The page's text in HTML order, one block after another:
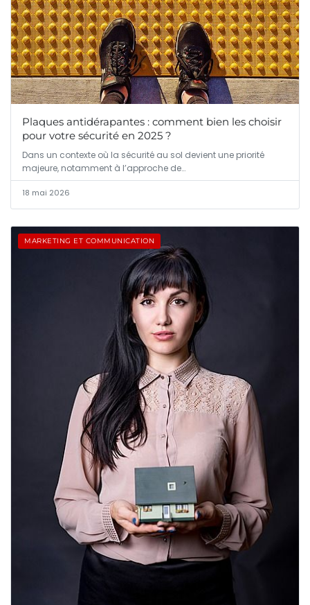
Plaques antidérapantes : comment bien les choisir
pour votre sécurité en 2025 ?
Dans un contexte où la sécurité au sol devient une priorité
majeure, notamment à l’approche de…
18 mai 2026
MARKETING ET COMMUNICATION